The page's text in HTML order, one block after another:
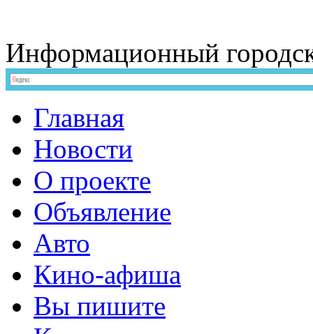
Информационный
Главная
Новости
О проекте
Объявление
Авто
Кино-афиша
Вы пишите